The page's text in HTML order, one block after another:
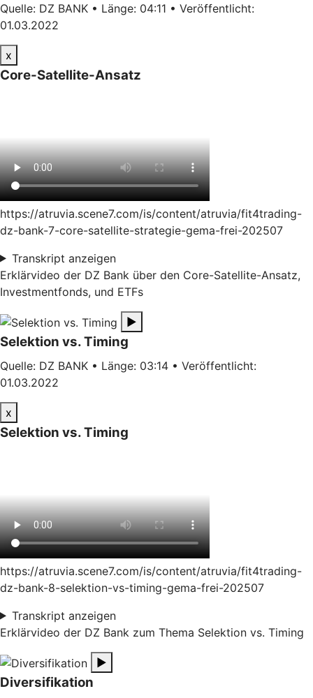
Quelle: DZ BANK • Länge: 04:11 • Veröffentlicht:
01.03.2022
x
Core-Satellite-Ansatz
https://atruvia.scene7.com/is/content/atruvia/fit4trading-
dz-bank-7-core-satellite-strategie-gema-frei-202507
Transkript anzeigen
Erklärvideo der DZ Bank über den Core-Satellite-Ansatz,
Investmentfonds, und ETFs
▶
Selektion vs. Timing
Quelle: DZ BANK • Länge: 03:14 • Veröffentlicht:
01.03.2022
x
Selektion vs. Timing
https://atruvia.scene7.com/is/content/atruvia/fit4trading-
dz-bank-8-selektion-vs-timing-gema-frei-202507
Transkript anzeigen
Erklärvideo der DZ Bank zum Thema Selektion vs. Timing
▶
Diversifikation